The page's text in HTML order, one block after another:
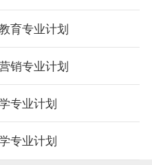
育专业计划
销专业计划
专业计划
专业计划